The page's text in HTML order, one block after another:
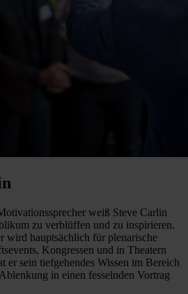
weiß Steve Carlin
zu verblüffen und zu inspirieren.
wird hauptsächlich für plenarische
Kongressen und in Theatern
er sein tiefgehendes Wissen im Bereich
in einen fesselnden Vortrag